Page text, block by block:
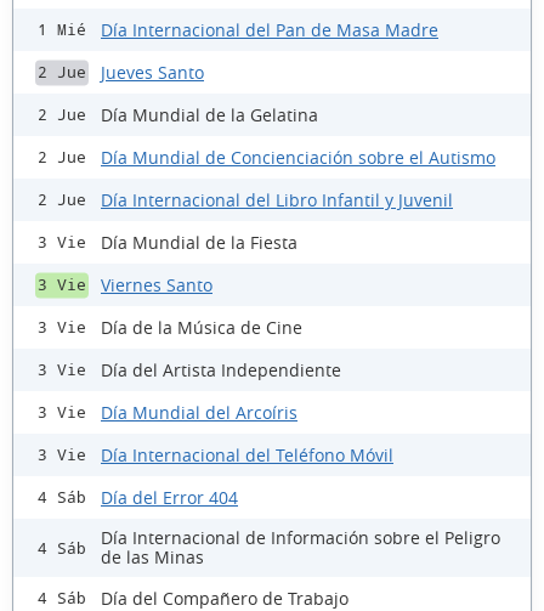
1 Mié Día Internacional del Pan de Masa Madre
2 Jue Jueves Santo
2 Jue Día Mundial de la Gelatina
2 Jue Día Mundial de Concienciación sobre el Autismo
2 Jue Día Internacional del Libro Infantil y Juvenil
3 Vie Día Mundial de la Fiesta
3 Vie Viernes Santo
3 Vie Día de la Música de Cine
3 Vie Día del Artista Independiente
3 Vie Día Mundial del Arcoíris
3 Vie Día Internacional del Teléfono Móvil
4 Sáb Día del Error 404
4 Sáb
Día Internacional de Información sobre el Peligro
de las Minas
4 Sáb Día del Compañero de Trabajo